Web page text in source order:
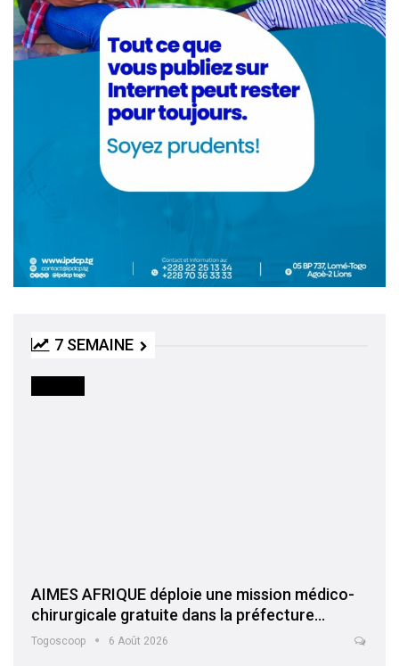
7 SEMAINE
AIMES AFRIQUE déploie une mission médico-
chirurgicale gratuite dans la préfecture…
Togoscoop 6 Août 2026